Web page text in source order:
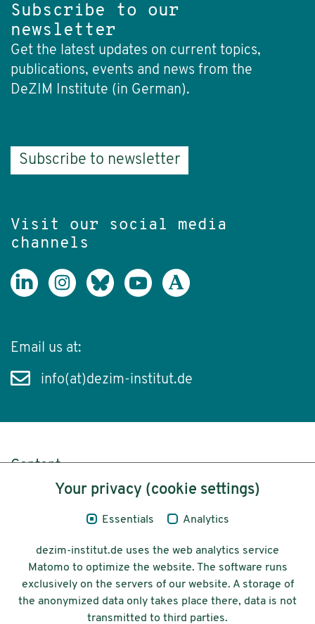
Subscribe to our
newsletter
Get the latest updates on current topics,
publications, events and news from the
DeZIM Institute (in German).
Subscribe to newsletter
Visit our social media
channels
Email us at:
info(at)dezim-institut.de
Content
Legal Notice
© 2026 Deutsches Zentrum für
Integrations-
Your privacy (cookie settings)
Essentials Analytics
dezim-institut.de uses the web analytics service
Matomo to optimize the website. The software runs
exclusively on the servers of our website. A storage of
the anonymized data only takes place there, data is not
transmitted to third parties.